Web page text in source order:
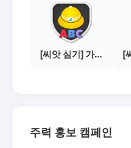
[씨앗 심기] 가이드보기 - 매체별 활동 가이드
주력 홍보 캠페인